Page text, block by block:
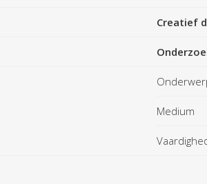
Creatief
Medium